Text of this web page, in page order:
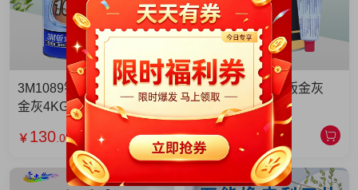
3M1089钣金灰 3M1089钣
金灰4KG 单罐
￥ 130 .00
启安钣金灰 启安钣金灰
2KG 单罐
￥49.90